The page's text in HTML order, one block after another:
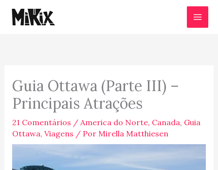
para
Guia Ottawa (Parte III) –
Principais Atrações
21 Comentários / America do Norte, Canada, Guia
Ottawa, Viagens / Por Mirella Matthiesen